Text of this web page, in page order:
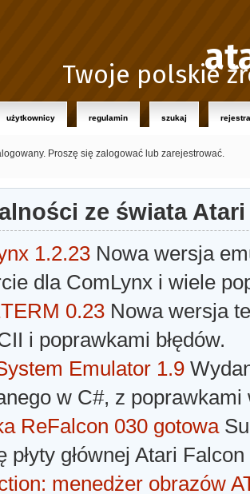
Twoje polskie
użytkownicy regulamin szukaj
Proszę się zalogować lub zarejestrować.
ze świata Atari
1.2.23 Nowa wersja
dla ComLynx i wiele
0.23 Nowa wersja
i poprawkami błędów.
Emulator 1.9
w C#, z poprawkami
ReFalcon 030 gotowa
płyty głównej Atari
menedżer obrazów